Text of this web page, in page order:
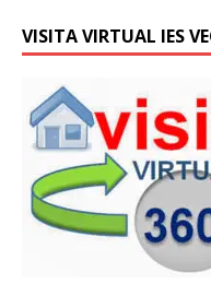
VISITA VIRTUAL IES